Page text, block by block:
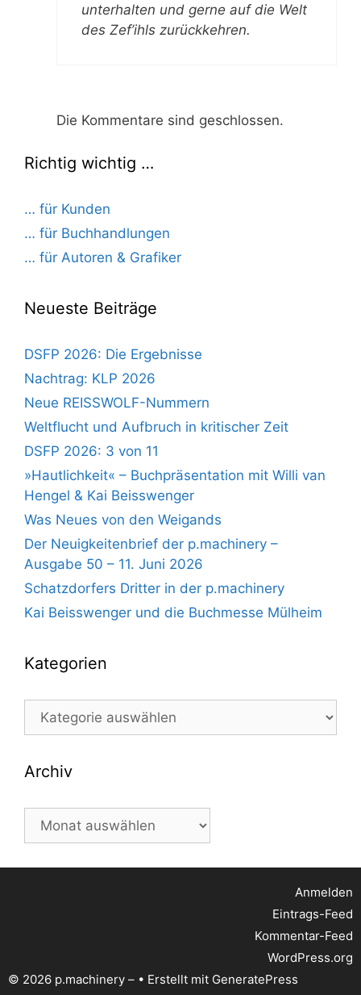
unterhalten und gerne auf die Welt
des Zef’ihls zurückkehren.
Die Kommentare sind geschlossen.
Richtig wichtig …
… für Kunden
… für Buchhandlungen
… für Autoren & Grafiker
Neueste Beiträge
DSFP 2026: Die Ergebnisse
Nachtrag: KLP 2026
Neue REISSWOLF-Nummern
Weltflucht und Aufbruch in kritischer Zeit
DSFP 2026: 3 von 11
»Hautlichkeit« – Buchpräsentation mit Willi van
Hengel & Kai Beisswenger
Was Neues von den Weigands
Der Neuigkeitenbrief der p.machinery –
Ausgabe 50 – 11. Juni 2026
Schatzdorfers Dritter in der p.machinery
Kai Beisswenger und die Buchmesse Mülheim
Kategorien
Kategorien
Archiv
Archiv
Anmelden
Eintrags-Feed
Kommentar-Feed
WordPress.org
© 2026 p.machinery – • Erstellt mit GeneratePress